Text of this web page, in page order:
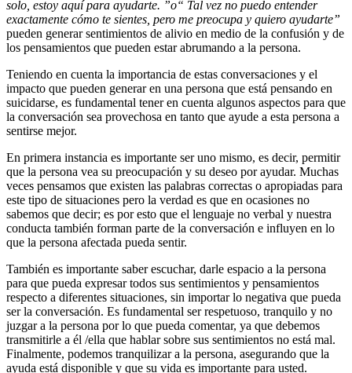
solo, estoy aquí para ayudarte. ”o“ Tal vez no puedo entender
exactamente cómo te sientes, pero me preocupa y quiero ayudarte”
pueden generar sentimientos de alivio en medio de la confusión y de
los pensamientos que pueden estar abrumando a la persona.
Teniendo en cuenta la importancia de estas conversaciones y el
impacto que pueden generar en una persona que está pensando en
suicidarse, es fundamental tener en cuenta algunos aspectos para que
la conversación sea provechosa en tanto que ayude a esta persona a
sentirse mejor.
En primera instancia es importante ser uno mismo, es decir, permitir
que la persona vea su preocupación y su deseo por ayudar. Muchas
veces pensamos que existen las palabras correctas o apropiadas para
este tipo de situaciones pero la verdad es que en ocasiones no
sabemos que decir; es por esto que el lenguaje no verbal y nuestra
conducta también forman parte de la conversación e influyen en lo
que la persona afectada pueda sentir.
También es importante saber escuchar, darle espacio a la persona
para que pueda expresar todos sus sentimientos y pensamientos
respecto a diferentes situaciones, sin importar lo negativa que pueda
ser la conversación. Es fundamental ser respetuoso, tranquilo y no
juzgar a la persona por lo que pueda comentar, ya que debemos
transmitirle a él /ella que hablar sobre sus sentimientos no está mal.
Finalmente, podemos tranquilizar a la persona, asegurando que la
ayuda está disponible y que su vida es importante para usted.